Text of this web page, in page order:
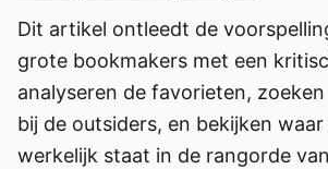
Dit artikel ontleedt de
grote bookmakers met een
analyseren de favorieten,
bij de outsiders, en bekijken
werkelijk staat in de rangorde